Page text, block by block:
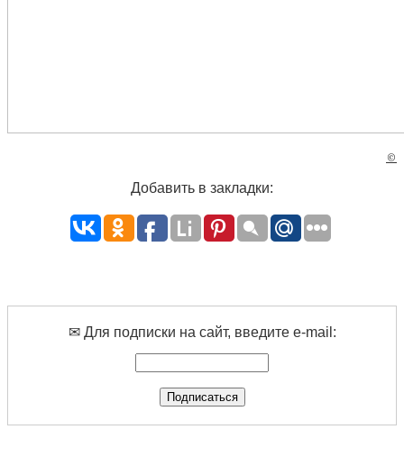
©
Добавить в закладки:
✉ Для подписки на сайт, введите e-mail: